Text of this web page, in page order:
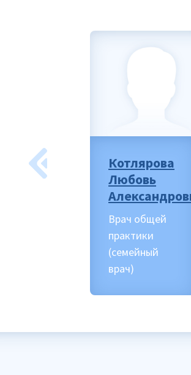
Котлярова
Любовь
Врач общей
практики
(семейный
врач)